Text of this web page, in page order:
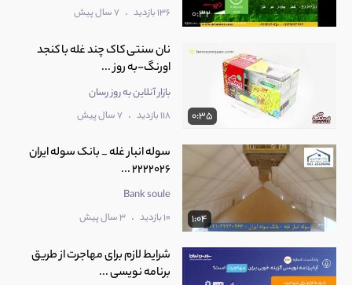
0:32 136 بازدید . 7 سال پیش
0:35
نان سنتی کاک چند غله با کنجد
اورنگ-به روز ...
بازار آنلاین به روز رسان
118 بازدید . 7 سال پیش
1:04
سوله انبار غله _ بانک سوله ایران
2222026 ...
Bank soule
10 بازدید . 3 سال پیش
شرایط لازم برای مهاجرت از طریق
برنامه نویسی ...